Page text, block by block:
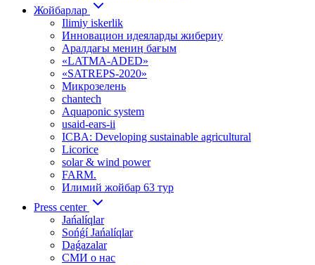
Жойбарлар
Ilimiy iskerlik
Инновацион идеяларды жибериу
Аралдағы мениӊ бағым
«LATMA-ADED»
«SATREPS-2020»
Микрозелень
chantech
Aquaponic system
usaid-ears-ii
ICBA: Developing sustainable agricultural
Licorice
solar & wind power
FARM.
Илимий жойбар 63 тур
Press center
Jańalíqlar
Sońǵí Jańalíqlar
Daǵazalar
СМИ о нас